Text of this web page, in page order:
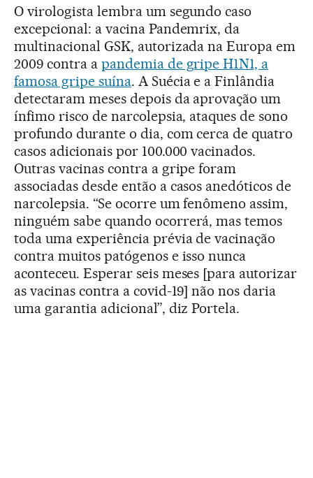
O virologista lembra um segundo caso
excepcional: a vacina Pandemrix, da
multinacional GSK, autorizada na Europa em
2009 contra a pandemia de gripe H1N1, a
famosa gripe suína. A Suécia e a Finlândia
detectaram meses depois da aprovação um
ínfimo risco de narcolepsia, ataques de sono
profundo durante o dia, com cerca de quatro
casos adicionais por 100.000 vacinados.
Outras vacinas contra a gripe foram
associadas desde então a casos anedóticos de
narcolepsia. “Se ocorre um fenômeno assim,
ninguém sabe quando ocorrerá, mas temos
toda uma experiência prévia de vacinação
contra muitos patógenos e isso nunca
aconteceu. Esperar seis meses [para autorizar
as vacinas contra a covid-19] não nos daria
uma garantia adicional”, diz Portela.